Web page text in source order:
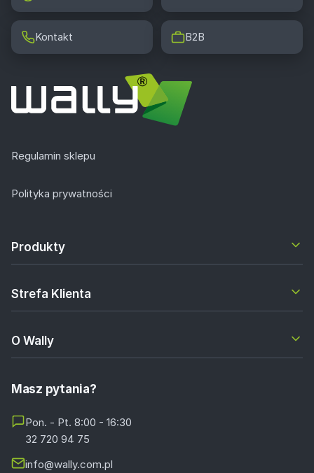
Kontakt B2B
Regulamin sklepu
Polityka prywatności
Produkty
Strefa Klienta
O Wally
Masz pytania?
Pon. - Pt. 8:00 - 16:30
32 720 94 75
info@wally.com.pl